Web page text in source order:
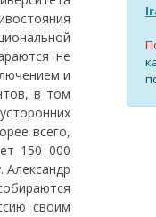
не
и
в том
всего,
150 000
Александр
своим